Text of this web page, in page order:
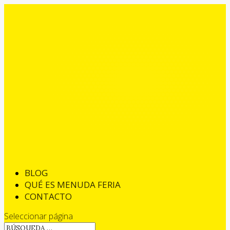
BLOG
QUÉ ES MENUDA FERIA
CONTACTO
Seleccionar página